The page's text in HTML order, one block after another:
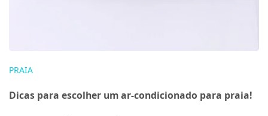
PRAIA
Dicas para escolher um ar-condicionado para praia!